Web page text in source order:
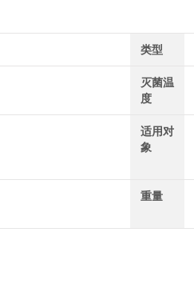
类型
灭菌温
度
适用对
象
重量